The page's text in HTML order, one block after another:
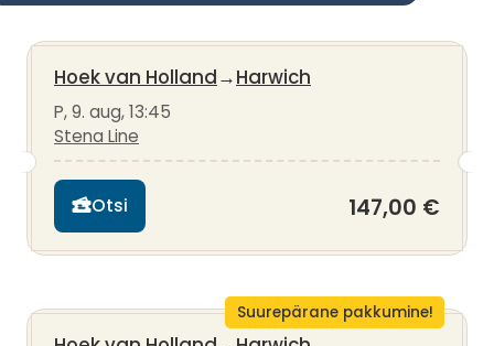
Hoek van Holland→Harwich
P, 9. aug, 13:45
Stena Line
Otsi 147,00 €
Suurepärane pakkumine!